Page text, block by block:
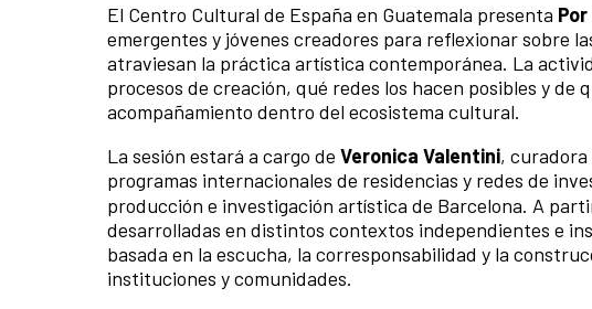
El Centro Cultural de España en Guatemala presenta
emergentes y jóvenes creadores para reflexionar sobre
atraviesan la práctica artística contemporánea. La
procesos de creación, qué redes los hacen posibles y de
acompañamiento dentro del ecosistema cultural.
La sesión estará a cargo de Veronica Valentini, curadora
programas internacionales de residencias y redes de
producción e investigación artística de Barcelona. A
desarrolladas en distintos contextos independientes e
basada en la escucha, la corresponsabilidad y la
instituciones y comunidades.